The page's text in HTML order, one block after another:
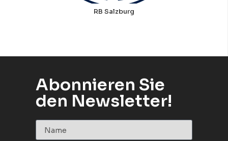
RB Salzburg
Abonnieren Sie
den Newsletter!